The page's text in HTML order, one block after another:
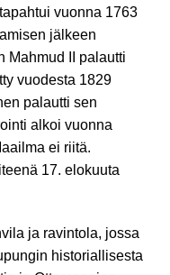
vuonna 1763
jälkeen
Mahmud II palautti
vuodesta 1829
palautti sen
alkoi vuonna
ei riitä.
17. elokuuta
ja ravintola, jossa
historiallisesta